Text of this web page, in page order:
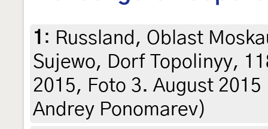
1 : Russland, Oblast
Sujewo, Dorf Topolinyy,
2015, Foto 3. August
Andrey Ponomarev)